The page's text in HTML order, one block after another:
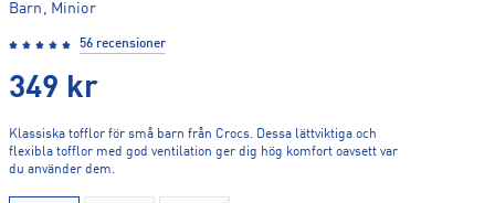
Barn, Minior
56 recensioner
349 kr
Klassiska tofflor för små barn från Crocs. Dessa lättviktiga och
flexibla tofflor med god ventilation ger dig hög komfort oavsett var
du använder dem.